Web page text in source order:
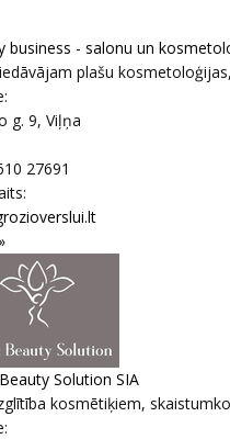
business - salonu un
plašu
g. 9, Viļņa
27691
Solution SIA
kosmētiķiem,